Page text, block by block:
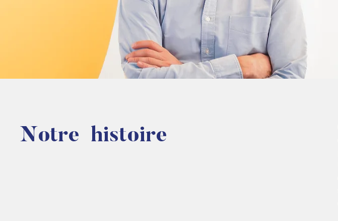
Notre histoire